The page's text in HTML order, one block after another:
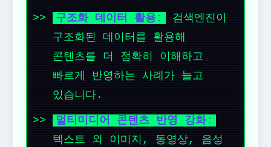
구조화 데이터 활용:
검색엔진이
구조화된 데이터를 활용해
콘텐츠를 더 정확히 이해하고
빠르게 반영하는 사례가 늘고
있습니다.
멀티미디어 콘텐츠 반영 강화:
텍스트 외 이미지, 동영상, 음성